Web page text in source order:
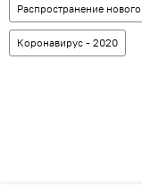
Распространение
Коронавирус - 2020